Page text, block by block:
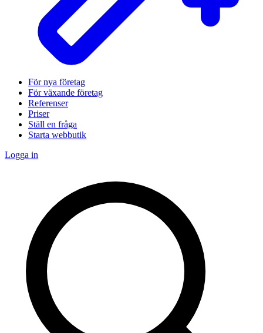
För nya företag
För växande företag
Referenser
Priser
Ställ en fråga
Starta webbutik
Logga in